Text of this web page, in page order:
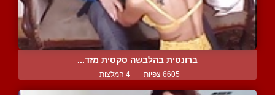
ברונטית בהלבשה סקסית מזד...
6605 צפיות | 4 המלצות